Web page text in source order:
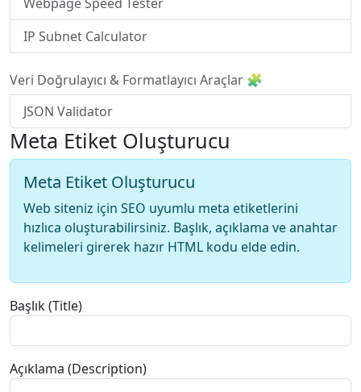
IP Subnet Calculator
Veri Doğrulayıcı & Formatlayıcı Araçlar 🧩
JSON Validator
Meta Etiket Oluşturucu
Meta Etiket Oluşturucu
Web siteniz için SEO uyumlu meta etiketlerini
hızlıca oluşturabilirsiniz. Başlık, açıklama ve anahtar
kelimeleri girerek hazır HTML kodu elde edin.
Başlık (Title)
Açıklama (Description)